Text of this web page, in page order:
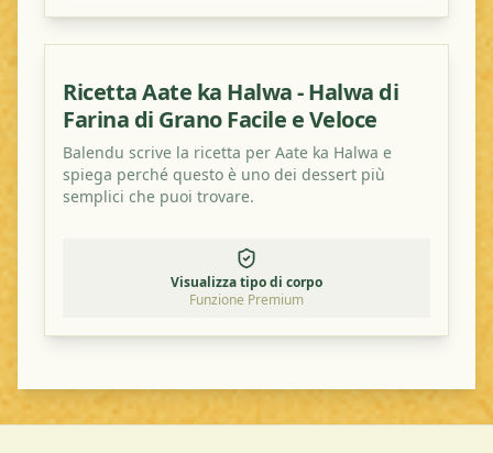
Ricetta Aate ka Halwa - Halwa di
Farina di Grano Facile e Veloce
Balendu scrive la ricetta per Aate ka Halwa e
spiega perché questo è uno dei dessert più
semplici che puoi trovare.
Visualizza tipo di corpo
Funzione Premium